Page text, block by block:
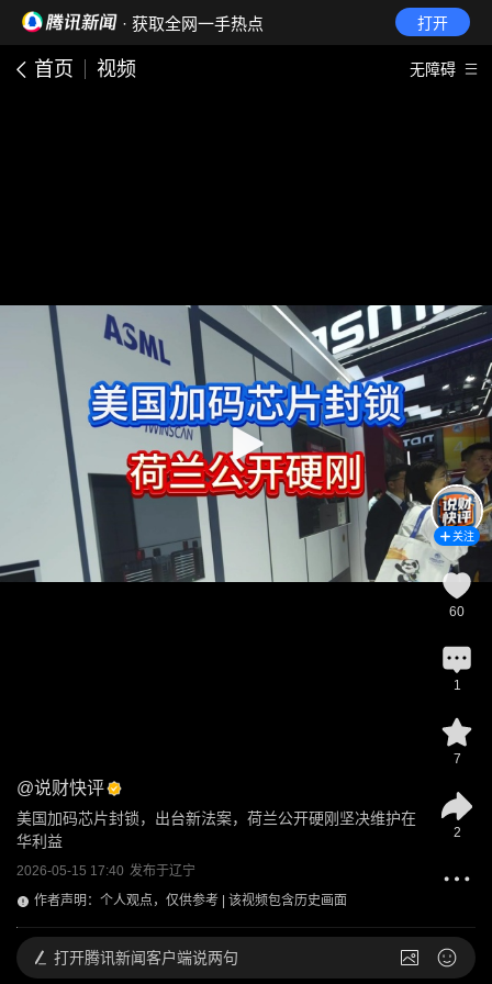
· 获取全网一手热点 打开
首页 视频 无障碍
@说财快评
美国加码芯片封锁，出台新法案，荷兰公开硬刚坚决维护在
华利益
2026-05-15 17:40 发布于辽宁
作者声明：个人观点，仅供参考 | 该视频包含历史画面
关注
60
1
7
2
打开腾讯新闻客户端说两句